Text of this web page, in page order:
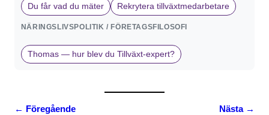
Du får vad du mäter Rekrytera tillväxtmedarbetare
NÄRINGSLIVSPOLITIK / FÖRETAGSFILOSOFI
Thomas — hur blev du Tillväxt-expert?
← Föregående Nästa →